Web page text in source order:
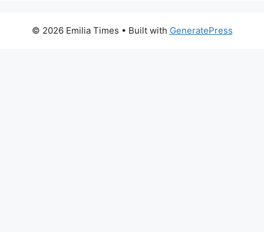
© 2026 Emilia Times • Built with GeneratePress